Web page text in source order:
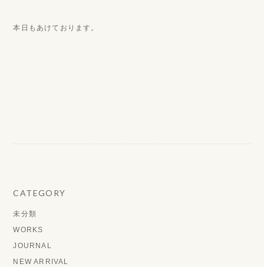
本日もあけております。
CATEGORY
未分類
WORKS
JOURNAL
NEW ARRIVAL